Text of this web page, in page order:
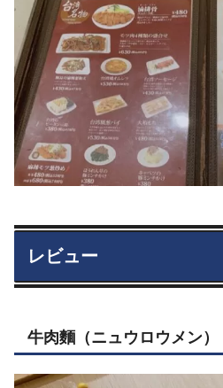
レビュー
牛肉麵（ニュウロウメン）